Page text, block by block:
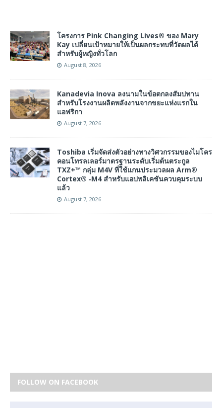
โครงการ Pink Changing Lives® ของ Mary
Kay เปลี่ยนเป้าหมายให้เป็นผลกระทบที่วัดผลได้
สำหรับผู้หญิงทั่วโลก
August 8, 2026
Kanadevia Inova ลงนามในข้อตกลงสัมปทาน
สำหรับโรงงานผลิตพลังงานจากขยะแห่งแรกใน
แอฟริกา
August 7, 2026
Toshiba เริ่มจัดส่งตัวอย่างทางวิศวกรรมของไมโคร
คอนโทรลเลอร์มาตรฐานระดับเริ่มต้นตระกูล
TXZ+™ กลุ่ม M4V ที่ใช้แกนประมวลผล Arm®
Cortex® ‑M4 สำหรับแอปพลิเคชันควบคุมระบบ
แล้ว
August 7, 2026
FOLLOW ON FACEBOOK